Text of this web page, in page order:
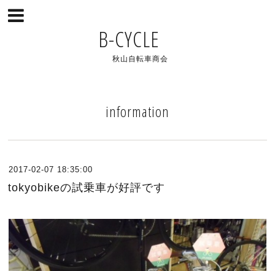
B-CYCLE
秋山自転車商会
information
2017-02-07 18:35:00
tokyobikeの試乗車が好評です